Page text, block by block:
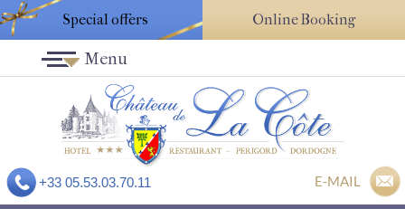
Special offers Online Booking
+33 05.53.03.70.11 E-MAIL
Menu